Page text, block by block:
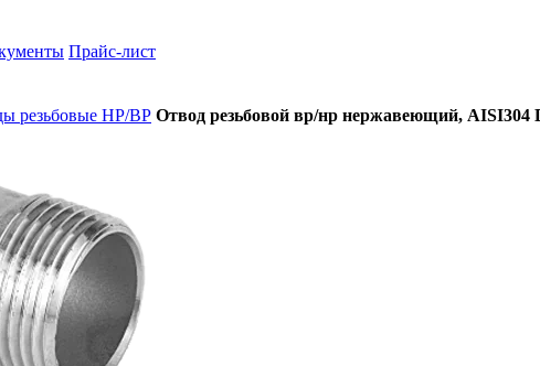
Прайс-лист
резьбовые НР/ВР Отвод резьбовой вр/нр нержавеющий, AISI304